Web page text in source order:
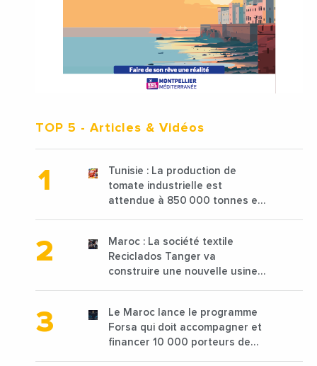
TOP 5 - Articles & Vidéos
Tunisie : La production de
tomate industrielle est
attendue à 850 000 tonnes en
Maroc : La société textile
Reciclados Tanger va
construire une nouvelle usine
Le Maroc lance le programme
Forsa qui doit accompagner et
financer 10 000 porteurs de